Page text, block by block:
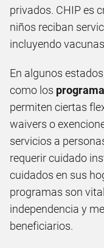
privados. CHIP es
niños reciban
incluyendo
En algunos
como los
permiten ciertas
waivers o
servicios a
requerir cuidado
cuidados en sus
programas son
independencia y
beneficiarios.